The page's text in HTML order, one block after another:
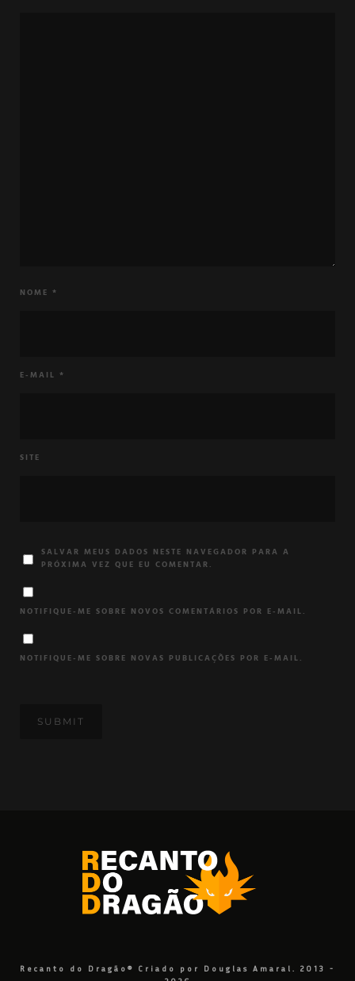
NOME *
E-MAIL *
SITE
SALVAR MEUS DADOS NESTE NAVEGADOR PARA A
PRÓXIMA VEZ QUE EU COMENTAR.
NOTIFIQUE-ME SOBRE NOVOS COMENTÁRIOS POR E-MAIL.
NOTIFIQUE-ME SOBRE NOVAS PUBLICAÇÕES POR E-MAIL.
Recanto do Dragão® Criado por Douglas Amaral. 2013 -